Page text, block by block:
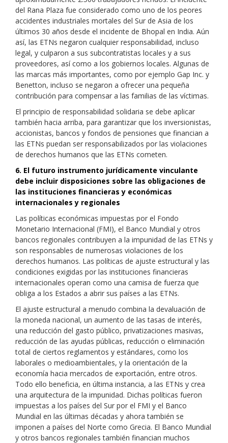
del Rana Plaza fue considerado como uno de los peores
accidentes industriales mortales del Sur de Asia de los
últimos 30 años desde el incidente de Bhopal en India. Aún
así, las ETNs negaron cualquier responsabilidad, incluso
legal, y culparon a sus subcontratistas locales y a sus
proveedores, así como a los gobiernos locales. Algunas de
las marcas más importantes, como por ejemplo Gap Inc. y
Benetton, incluso se negaron a ofrecer una pequeña
contribución para compensar a las familias de las víctimas.
El principio de responsabilidad solidaria se debe aplicar
también hacia arriba, para garantizar que los inversionistas,
accionistas, bancos y fondos de pensiones que financian a
las ETNs puedan ser responsabilizados por las violaciones
de derechos humanos que las ETNs cometen.
6. El futuro instrumento jurídicamente vinculante
debe incluir disposiciones sobre las obligaciones de
las instituciones financieras y económicas
internacionales y regionales
Las políticas económicas impuestas por el Fondo
Monetario Internacional (FMI), el Banco Mundial y otros
bancos regionales contribuyen a la impunidad de las ETNs y
son responsables de numerosas violaciones de los
derechos humanos. Las políticas de ajuste estructural y las
condiciones exigidas por las instituciones financieras
internacionales operan como una camisa de fuerza que
obliga a los Estados a abrir sus países a las ETNs.
El ajuste estructural a menudo combina la devaluación de
la moneda nacional, un aumento de las tasas de interés,
una reducción del gasto público, privatizaciones masivas,
reducción de las ayudas públicas, reducción o eliminación
total de ciertos reglamentos y estándares, como los
laborales o medioambientales, y la orientación de la
economía hacia mercados de exportación, entre otros.
Todo ello beneficia, en última instancia, a las ETNs y crea
una arquitectura de la impunidad. Dichas políticas fueron
impuestas a los países del Sur por el FMI y el Banco
Mundial en las últimas décadas y ahora también se
imponen a países del Norte como Grecia. El Banco Mundial
y otros bancos regionales también financian muchos